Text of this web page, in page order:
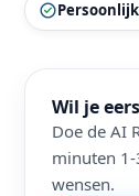
Wil je
Doe de AI
minuten
wensen.